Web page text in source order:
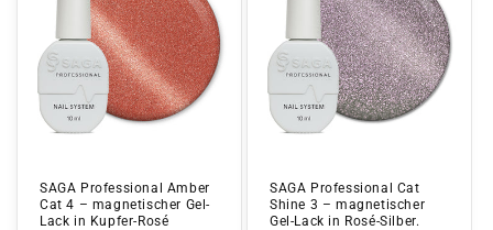
SAGA Professional Amber
Cat 4 – magnetischer Gel-
Lack in Kupfer-Rosé
SAGA Professional Cat
Shine 3 – magnetischer
Gel-Lack in Rosé-Silber.